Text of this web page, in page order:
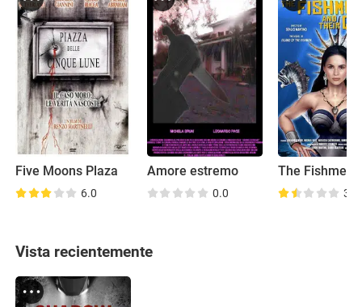
Five Moons Plaza
6.0
Amore estremo
0.0 3.6
Vista recientemente